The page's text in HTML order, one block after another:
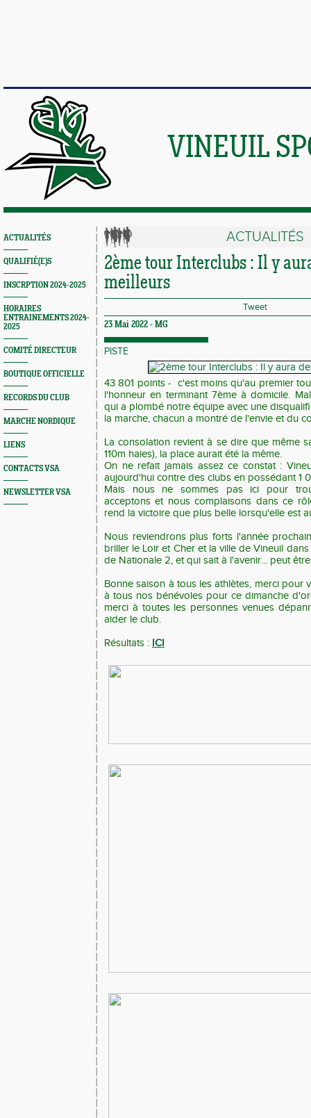
VINEUIL
ACTUALITÉS
QUALIFIÉ(E)S
INSCRPTION 2024-2025
HORAIRES
ENTRAINEMENTS 2024-
2025
COMITÉ DIRECTEUR
BOUTIQUE OFFICIELLE
RECORDS DU CLUB
MARCHE NORDIQUE
LIENS
CONTACTS VSA
NEWSLETTER VSA
ACTUALITÉS
2ème tour Interclubs : Il y
meilleurs
Tweet
23 Mai 2022 - MG
PISTE
43 801 points - c'est moins qu'au premier
l'honneur en terminant 7ème à domicile.
qui a plombé notre équipe avec une
la marche, chacun a montré de l'envie et du
La consolation revient à se dire que même
110m haies), la place aurait été la même.
On ne refait jamais assez ce constat :
aujourd'hui contre des clubs en possédant 1
Mais nous ne sommes pas ici pour
acceptons et nous complaisons dans ce
rend la victoire que plus belle lorsqu'elle est
Nous reviendrons plus forts l'année
briller le Loir et Cher et la ville de Vineuil
de Nationale 2, et qui sait à l'avenir... peut
Bonne saison à tous les athlètes, merci pour
à tous nos bénévoles pour ce dimanche
merci à toutes les personnes venues
aider le club.
Résultats : ICI